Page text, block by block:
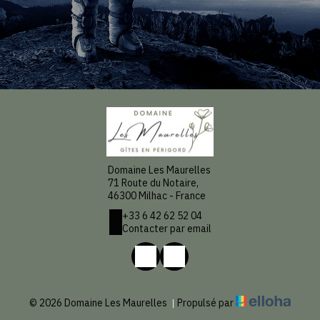
Domaine Les Maurelles
71 Route du Notaire,
46300 Milhac - France
+33 6 42 62 52 04
Contacter par email
© 2026 Domaine Les Maurelles | Propulsé par